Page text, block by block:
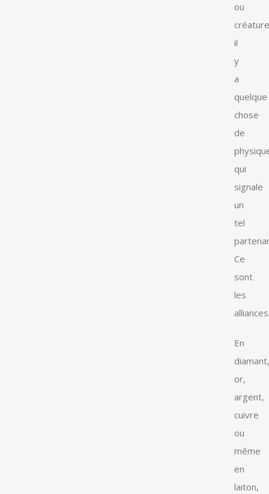
ou
il
y
a
quelque
chose
de
qui
signale
un
tel
Ce
sont
les
En
diamant,
or,
argent,
cuivre
ou
même
en
laiton,